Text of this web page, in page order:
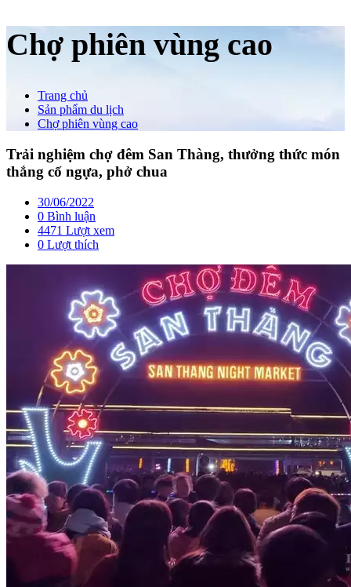
Chợ phiên vùng cao
Trang chủ
Sản phẩm du lịch
Chợ phiên vùng cao
Trải nghiệm chợ đêm San Thàng, thưởng thức món
thắng cố ngựa, phở chua
30/06/2022
0 Bình luận
4471 Lượt xem
0 Lượt thích